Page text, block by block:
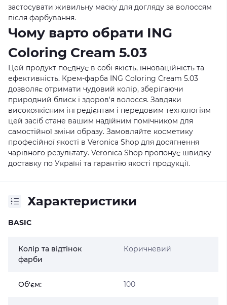
застосувати живильну маску для догляду за волоссям
після фарбування.
Чому варто обрати ING
Coloring Cream 5.03
Цей продукт поєднує в собі якість, інноваційність та
ефективність. Крем-фарба ING Coloring Cream 5.03
дозволяє отримати чудовий колір, зберігаючи
природний блиск і здоров'я волосся. Завдяки
високоякісним інгредієнтам і передовим технологіям
цей засіб стане вашим надійним помічником для
самостійної зміни образу. Замовляйте косметику
професійної якості в Veronica Shop для досягнення
чарівного результату. Veronica Shop пропонує швидку
доставку по Україні та гарантію якості продукції.
Характеристики
BASIC
Колір та відтінок
фарби
Коричневий
Об'єм: 100